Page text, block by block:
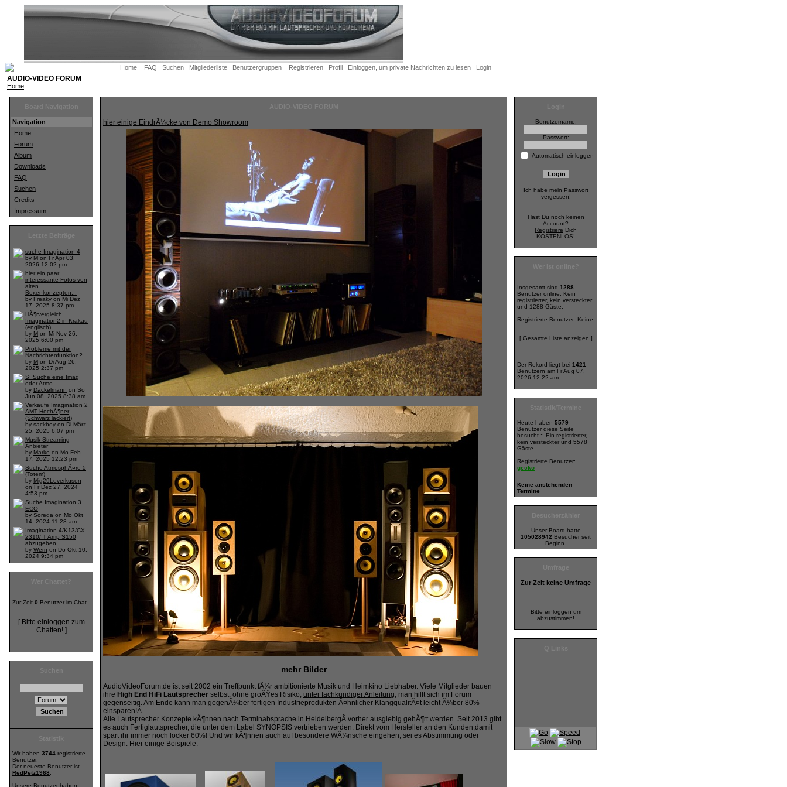
Home FAQ Suchen Mitgliederliste Benutzergruppen Registrieren Profil Einloggen, um private Nachrichten zu lesen Login
AUDIO-VIDEO FORUM
Home
Navigation
Home
Forum
Album
Downloads
FAQ
Suchen
Credits
Impressum
suche Imagination 4
by M on Fr Apr 03,
2026 12:02 pm
hier ein paar
interessante Fotos von
alten
Boxenkonzepten...
by Freaky on Mi Dez
17, 2025 8:37 pm
HÃ¶rvergleich
Imagination2 in Krakau
(englisch)
by M on Mi Nov 26,
2025 6:00 pm
Probleme mit der
Nachrichtenfunktion?
by M on Di Aug 26,
2025 2:37 pm
S: Suche eine Imag
oder Atmo
by Dackelmann on So
Jun 08, 2025 8:38 am
Verkaufe Imagination 2
AMT HochÃ¶ner
(Schwarz lackiert)
by sackboy on Di März
25, 2025 6:07 pm
Musik Streaming
Anbieter
by Marko on Mo Feb
17, 2025 12:23 pm
Suche AtmosphÃ¤re 5
(Totem)
by Mig29Leverkusen
on Fr Dez 27, 2024
4:53 pm
Suche Imagination 3
ECO
by Soreda on Mo Okt
14, 2024 11:28 am
Imagination 4/K13/CX
2310/ T Amp S150
abzugeben
by Wern on Do Okt 10,
2024 9:34 pm
Zur Zeit 0 Benutzer im Chat
[ Bitte einloggen zum
Chatten! ]
Wir haben 3744 registrierte
Benutzer.
Der neueste Benutzer ist
RedPetz1968
Unsere Benutzer haben
hier einige EindrÃ¼cke von Demo Showroom
mehr Bilder
AudioVideoForum.de ist seit 2002 ein Treffpunkt fÃ¼r ambitionierte Musik und Heimkino Liebhaber. Viele Mitglieder bauen
ihre High End HiFi Lautsprecher selbst, ohne groÃŸes Risiko, unter fachkundiger Anleitung, man hilft sich im Forum
gegenseitig. Am Ende kann man gegenÃ¼ber fertigen Industrieprodukten Ã¤hnlicher KlangqualitÃ¤t leicht Ã¼ber 80%
einsparen!Â
Alle Lautsprecher Konzepte kÃ¶nnen nach Terminabsprache in HeidelbergÂ vorher ausgiebig gehÃ¶rt werden. Seit 2013 gibt
es auch Fertiglautsprecher, die unter dem Label SYNOPSIS vertrieben werden. Direkt vom Hersteller an den Kunden,damit
spart ihr immer noch locker 60%! Und wir kÃ¶nnen auch auf besondere WÃ¼nsche eingehen, sei es Abstimmung oder
Design. Hier einige Beispiele:
Benutzername:
Passwort:
Automatisch einloggen
Ich habe mein Passwort
vergessen!
Hast Du noch keinen
Account?
Registriere Dich
KOSTENLOS!
Insgesamt sind 1288
Benutzer online: Kein
registrierter, kein versteckter
und 1288 Gäste.
Registrierte Benutzer: Keine
[ Gesamte Liste anzeigen ]
Der Rekord liegt bei 1421
Benutzern am Fr Aug 07,
2026 12:22 am.
Heute haben 5579
Benutzer diese Seite
besucht :: Ein registrierter,
kein versteckter und 5578
Gäste.
Registrierte Benutzer:
gecko
Keine anstehenden
Termine
Unser Board hatte
105028942 Besucher seit
Beginn.
Zur Zeit keine Umfrage
Bitte einloggen um
abzustimmen!